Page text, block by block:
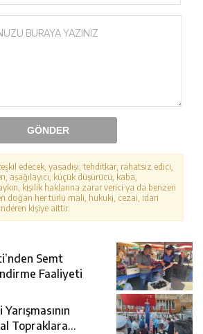
GÖNDER
edecek, yasadışı, tehditkar, rahatsız edici,
aşağılayıcı, küçük düşürücü, kaba,
kişilik haklarına zarar verici ya da benzeri
doğan her türlü mali, hukuki, cezai, idari
kişiye aittir.
Semt
Faaliyeti
Topraklara